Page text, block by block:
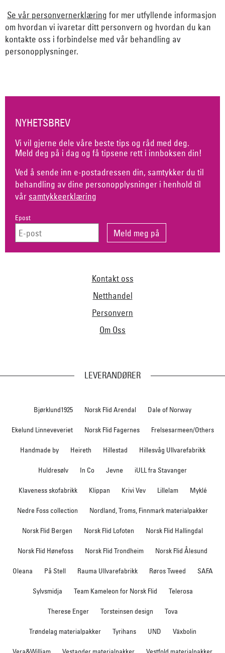
Se vår personvernerklæring for mer utfyllende informasjon
om hvordan vi ivaretar ditt personvern og hvordan du kan
kontakte oss i forbindelse med vår behandling av
personopplysninger.
NYHETSBREV
Vi vil gjerne dele våre beste tips og råd med deg.
Meld deg på i dag og få tipsene rett i innboksen din!
Ved å sende inn e-postadressen din, samtykker du til
behandling av dine personopplysninger i henhold til
vår samtykkeerklæring
Epost
Kontakt oss
Netthandel
Personvern
Om Oss
LEVERANDØRER
Bjørklund1925 Norsk Flid Arendal Dale of Norway
Ekelund Linneveveriet Norsk Flid Fagernes Frelsesarmeen/Others
Handmade by Heireth Hillestad Hillesvåg Ullvarefabrikk
Huldresølv In Co Jevne iULL fra Stavanger
Klaveness skofabrikk Klippan Krivi Vev Lillelam Myklé
Nedre Foss collection Nordland, Troms, Finnmark materialpakker
Norsk Flid Bergen Norsk Flid Lofoten Norsk Flid Hallingdal
Norsk Flid Hønefoss Norsk Flid Trondheim Norsk Flid Ålesund
Oleana På Stell Rauma Ullvarefabrikk Røros Tweed SAFA
Sylvsmidja Team Kameleon for Norsk Flid Telerosa
Therese Enger Torsteinsen design Tova
Trøndelag materialpakker Tyrihans UND Växbolin